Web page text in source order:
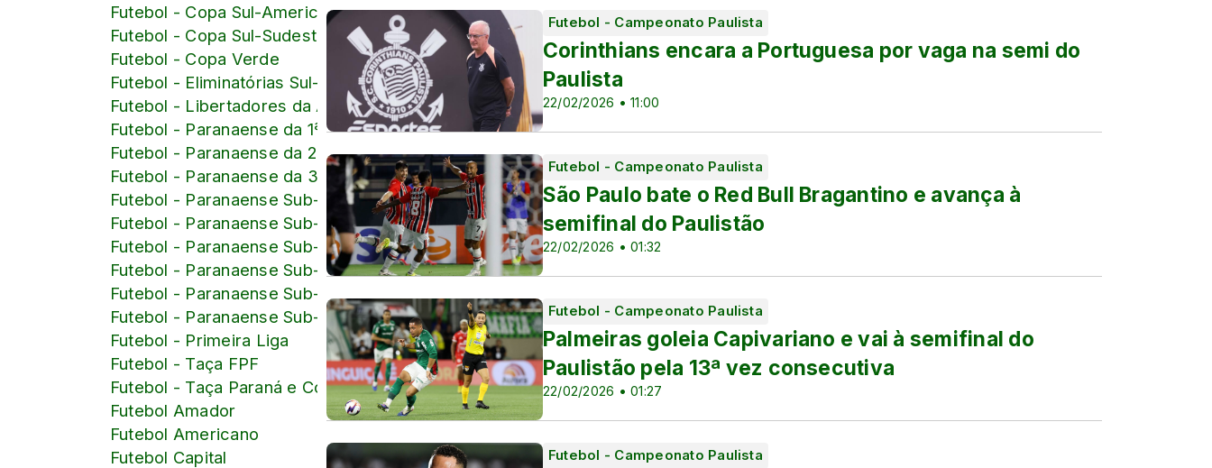
Futebol - Copa Sul-Americana
Futebol - Copa Sul-Sudeste
Futebol - Copa Verde
Futebol - Eliminatórias Sul-Americanas
Futebol - Libertadores da América
Futebol - Paranaense da 1ª Divisão
Futebol - Paranaense da 2ª Divisão
Futebol - Paranaense da 3ª Divisão
Futebol - Paranaense Sub-15
Futebol - Paranaense Sub-16
Futebol - Paranaense Sub-17
Futebol - Paranaense Sub-18
Futebol - Paranaense Sub-19
Futebol - Paranaense Sub-20
Futebol - Primeira Liga
Futebol - Taça FPF
Futebol - Taça Paraná e Copa Paraná
Futebol Amador
Futebol Americano
Futebol Capital
Futebol - Campeonato Paulista
22/02/2026 • 11:00
Corinthians encara a Portuguesa por vaga na semi do
Paulista
Futebol - Campeonato Paulista
22/02/2026 • 01:32
São Paulo bate o Red Bull Bragantino e avança à
semifinal do Paulistão
Futebol - Campeonato Paulista
22/02/2026 • 01:27
Palmeiras goleia Capivariano e vai à semifinal do
Paulistão pela 13ª vez consecutiva
Futebol - Campeonato Paulista